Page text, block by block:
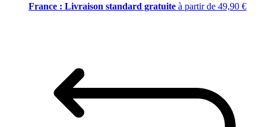
France : Livraison standard gratuite à partir de 49,90 €